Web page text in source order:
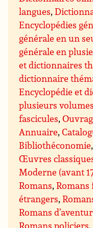
langues,
Encyclopédies
générale en un
générale en
et dictionnaires
dictionnaire
Encyclopédie et
plusieurs volumes
fascicules,
Annuaire,
Bibliothéconomie
Œuvres
Moderne (avant
Romans,Romans
étrangers,
Romans
Romans policiers,